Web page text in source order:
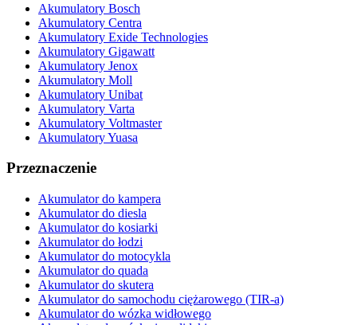
Akumulatory Bosch
Akumulatory Centra
Akumulatory Exide Technologies
Akumulatory Gigawatt
Akumulatory Jenox
Akumulatory Moll
Akumulatory Unibat
Akumulatory Varta
Akumulatory Voltmaster
Akumulatory Yuasa
Przeznaczenie
Akumulator do kampera
Akumulator do diesla
Akumulator do kosiarki
Akumulator do łodzi
Akumulator do motocykla
Akumulator do quada
Akumulator do skutera
Akumulator do samochodu ciężarowego (TIR-a)
Akumulator do wózka widłowego